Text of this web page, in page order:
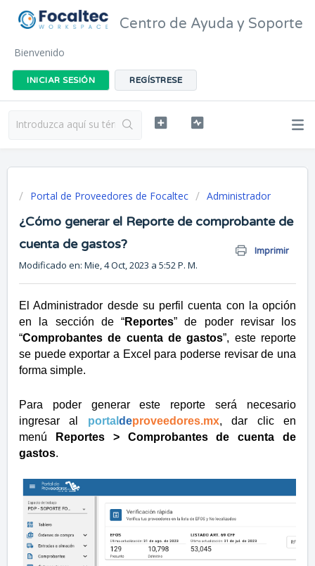
Centro de Ayuda y Soporte
Bienvenido
INICIAR SESIÓN REGÍSTRESE
Portal de Proveedores de Focaltec Administrador
¿Cómo generar el Reporte de comprobante de
cuenta de gastos?
Imprimir
Modificado en: Mie, 4 Oct, 2023 a 5:52 P. M.
El Administrador desde su perfil cuenta con la opción
en la sección de “Reportes” de poder revisar los
“Comprobantes de cuenta de gastos”, este reporte
se puede exportar a Excel para poderse revisar de una
forma simple.
Para poder generar este reporte será necesario
ingresar al portal deproveedores.mx,dar clic en
menú
Reportes > Comprobantes de cuenta de
gastos.